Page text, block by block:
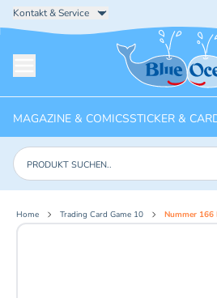
Kontakt & Service
Startseite
MAGAZINE & COMICSSTICKER &
Produkte suchen
Home Trading Card Game 10 Nummer 166